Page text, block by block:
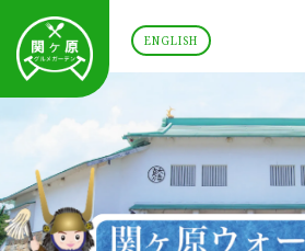
ENGLISH